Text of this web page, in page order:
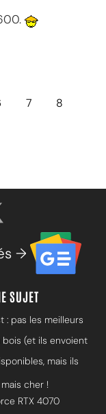
7
8
→
SUJET
: pas les meilleurs
(et ils envoient
mais ils
cher !
RTX 4070